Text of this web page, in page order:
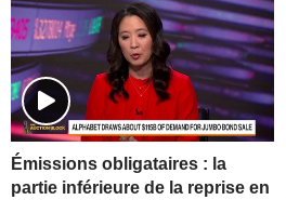
Émissions obligataires : la
partie inférieure de la reprise en